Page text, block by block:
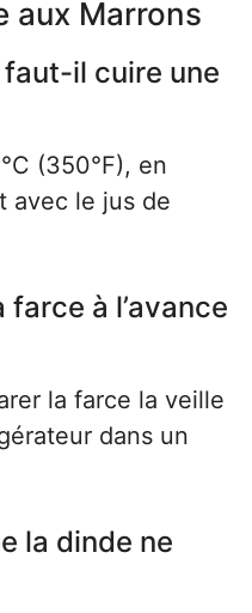
aux Marrons
il cuire une
(350°F), en
avec le jus de
à l’avance
la farce la veille
dans un
la dinde ne